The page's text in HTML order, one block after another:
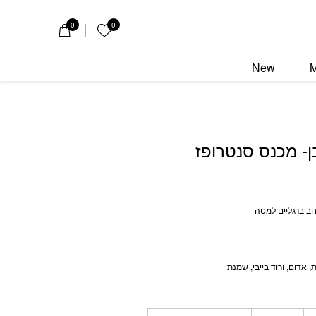
0 הרשימה שלי
0
New
מכנס סנטרופז
ברגליים למטה
אדום, ורוד בייבי, שמנת